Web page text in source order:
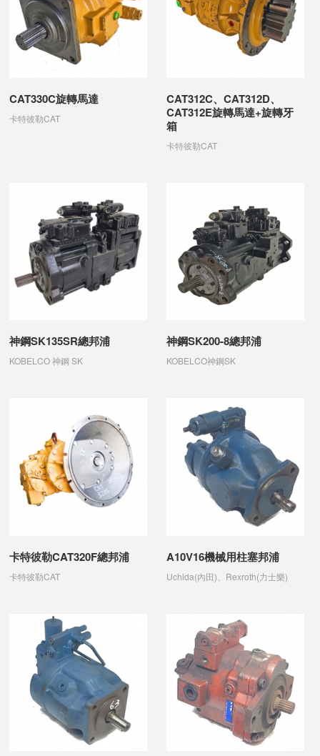
CAT330C旋轉馬達
卡特彼勒CAT
CAT312C、CAT312D、
CAT312E旋轉馬達+旋轉牙
箱
卡特彼勒CAT
神鋼SK135SR總邦浦
KOBELCO 神鋼 SK
神鋼SK200-8總邦浦
KOBELCO神鋼SK
卡特彼勒CAT320F總邦浦
卡特彼勒CAT
A10V16機械用柱塞邦浦
Uchida(內田)、Rexroth(力士樂)